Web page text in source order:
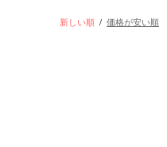
新しい順 / 価格が安い順